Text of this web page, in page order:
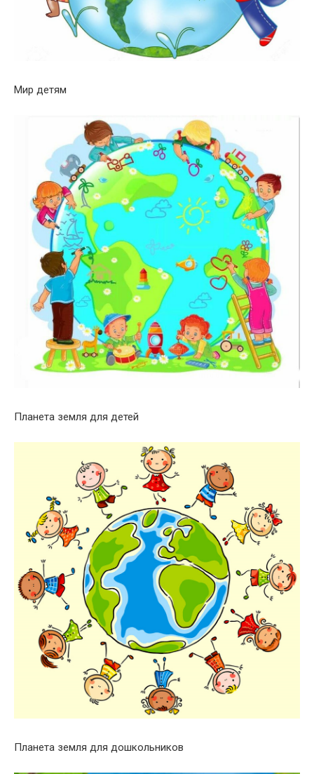
Мир детям
Планета земля для детей
Планета земля для дошкольников